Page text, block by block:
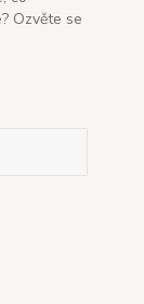
Ozvěte se